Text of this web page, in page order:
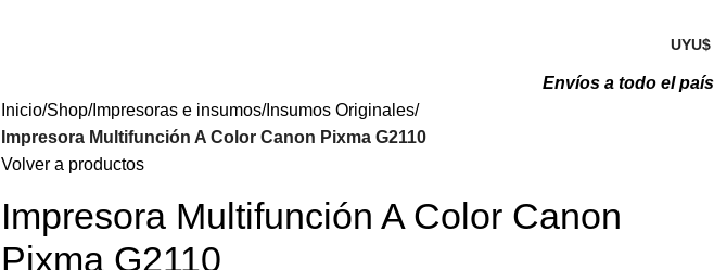
UYU$
Envíos a todo el
Inicio Shop Impresoras e insumos Insumos Originales
Impresora Multifunción A Color Canon Pixma G2110
Volver a productos
Impresora Multifunción A Color Canon
Pixma G2110